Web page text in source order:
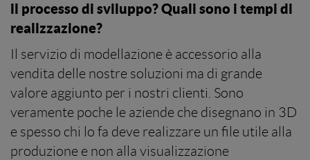
il processo di sviluppo? Quali sono i tempi di
realizzazione?
Il servizio di modellazione è accessorio alla
vendita delle nostre soluzioni ma di grande
valore aggiunto per i nostri clienti. Sono
veramente poche le aziende che disegnano in 3D
e spesso chi lo fa deve realizzare un file utile alla
produzione e non alla visualizzazione